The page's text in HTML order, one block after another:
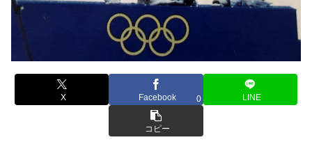
X Facebook 0 LINE
コピー